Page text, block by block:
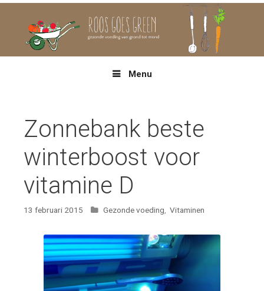
Menu
Zonnebank beste
winterboost voor
vitamine D
13 februari 2015 Categorieën
Gezonde voeding, Vitaminen